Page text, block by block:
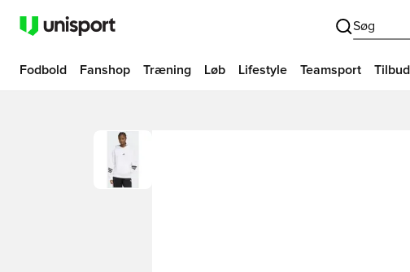
Søg
Fodbold Fanshop Træning Løb Lifestyle Teamsport Tilbud